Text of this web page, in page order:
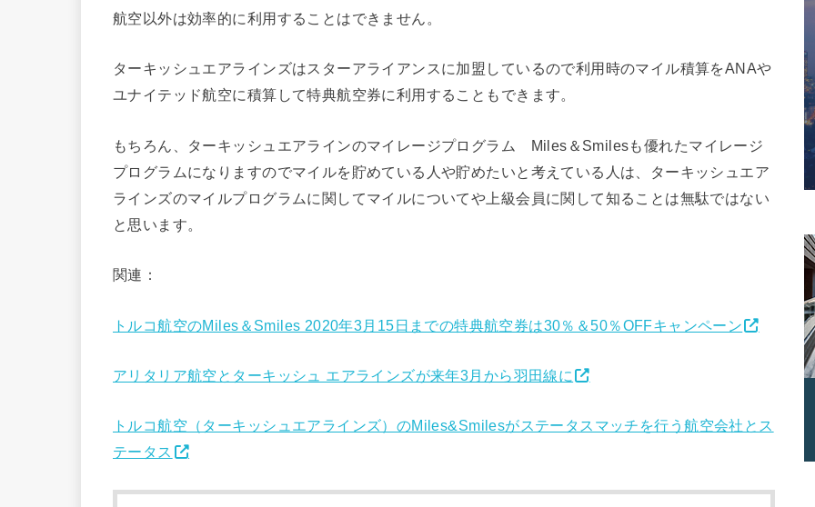
航空以外は効率的に利用することはできません。
ターキッシュエアラインズはスターアライアンスに加盟しているので利用時のマイル積算をANAや
ユナイテッド航空に積算して特典航空券に利用することもできます。
もちろん、ターキッシュエアラインのマイレージプログラム Miles＆Smilesも優れたマイレージ
プログラムになりますのでマイルを貯めている人や貯めたいと考えている人は、ターキッシュエア
ラインズのマイルプログラムに関してマイルについてや上級会員に関して知ることは無駄ではない
と思います。
関連：
トルコ航空のMiles＆Smiles 2020年3月15日までの特典航空券は30％＆50％OFFキャンペーン
アリタリア航空とターキッシュ エアラインズが来年3月から羽田線に
トルコ航空（ターキッシュエアラインズ）のMiles&Smilesがステータスマッチを行う航空会社とス
テータス